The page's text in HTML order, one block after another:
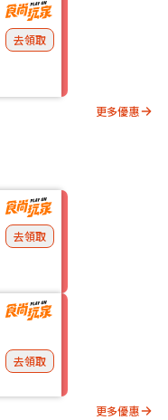
去領取
更多優惠
去領取
去領取
更多優惠